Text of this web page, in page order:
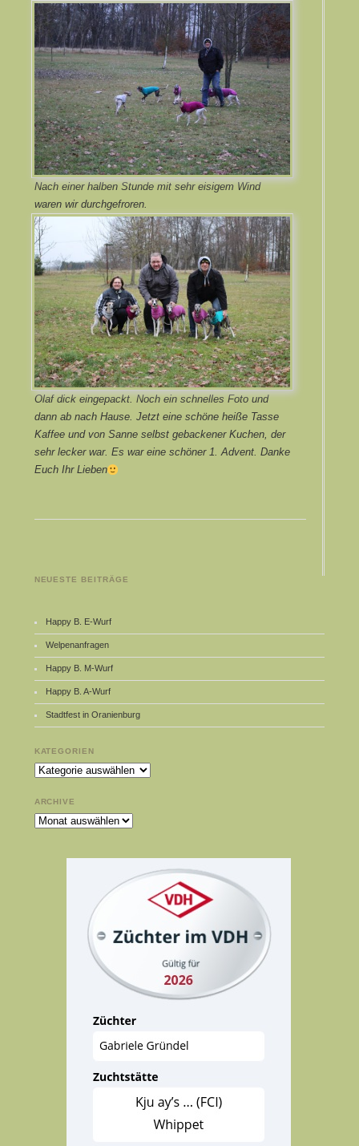
Nach einer halben Stunde mit sehr eisigem Wind
waren wir durchgefroren.
Olaf dick eingepackt. Noch ein schnelles Foto und
dann ab nach Hause. Jetzt eine schöne heiße Tasse
Kaffee und von Sanne selbst gebackener Kuchen, der
sehr lecker war. Es war eine schöner 1. Advent. Danke
Euch Ihr Lieben
NEUESTE BEITRÄGE
Happy B. E-Wurf
Welpenanfragen
Happy B. M-Wurf
Happy B. A-Wurf
Stadtfest in Oranienburg
KATEGORIEN
Kategorien
ARCHIVE
Archive